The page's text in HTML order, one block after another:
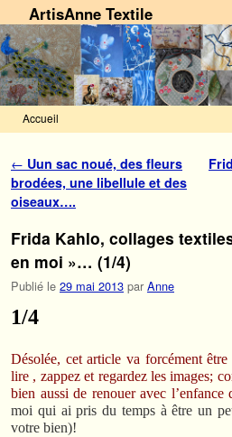
ArtisAnne Textile
Accueil
Navigation des articles
← Uun sac noué, des fleurs
brodées, une libellule et des
oiseaux….
Frida Kahlo, collages
en moi »… (1/4)
Publié le 29 mai 2013 par Anne
1/4
Désolée, cet article va forcément
lire , zappez et regardez les images;
bien aussi de renouer avec
moi qui ai pris du temps à être un
votre bien)!